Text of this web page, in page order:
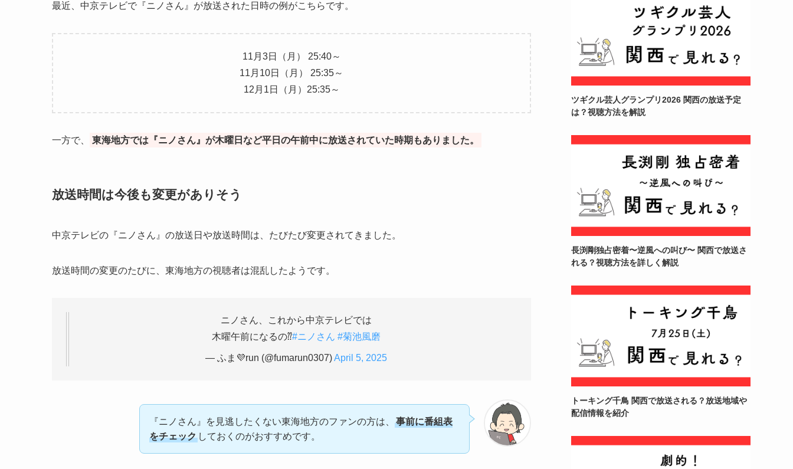
最近、中京テレビで『ニノさん』が放送された日時の例がこちらです。
11月3日（月） 25:40～
11月10日（月） 25:35～
12月1日（月）25:35～
一方で、 東海地方では『ニノさん』が木曜日など平日の午前中に放送されていた時期もありました。
放送時間は今後も変更がありそう
中京テレビの『ニノさん』の放送日や放送時間は、たびたび変更されてきました。
放送時間の変更のたびに、東海地方の視聴者は混乱したようです。
ニノさん、これから中京テレビでは
木曜午前になるの⁇#ニノさん #菊池風磨
— ふま💜run (@fumarun0307)April 5, 2025
『ニノさん』を見逃したくない東海地方のファンの方は、
事前に番組表
をチェック しておくのがおすすめです。
ツギクル芸人グランプリ2026 関西の放送予定
は？視聴方法を解説
長渕剛独占密着〜逆風への叫び〜 関西で放送さ
れる？視聴方法を詳しく解説
トーキング千鳥 関西で放送される？放送地域や
配信情報を紹介